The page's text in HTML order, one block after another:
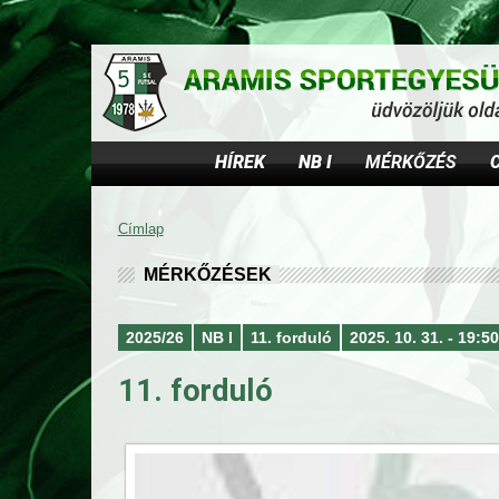
HÍREK NB I MÉRKŐZÉS
e
Címlap
MÉRKŐZÉSEK
2025/26 NB I 11. forduló 2025. 10. 31. - 19:50
11. forduló